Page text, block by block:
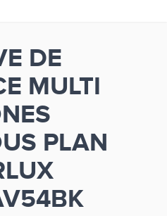
DE
MULTI
PLAN